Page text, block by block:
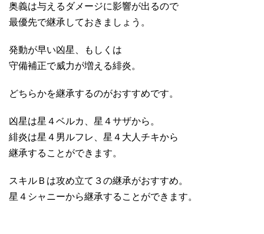
奥義は与えるダメージに影響が出るので
最優先で継承しておきましょう。
発動が早い凶星、もしくは
守備補正で威力が増える緋炎。
どちらかを継承するのがおすすめです。
凶星は星４ベルカ、星４サザから。
緋炎は星４男ルフレ、星４大人チキから
継承することができます。
スキルＢは攻め立て３の継承がおすすめ。
星４シャニーから継承することができます。